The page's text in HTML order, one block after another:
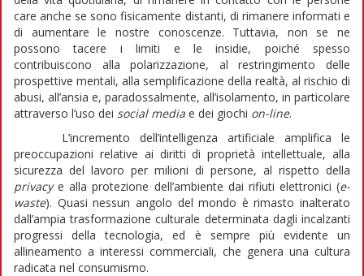
care anche se sono fisicamente distanti, di rimanere informati e
di aumentare le nostre conoscenze. Tuttavia, non se ne
possono tacere i limiti e le insidie, poiché spesso
contribuiscono alla polarizzazione, al restringimento delle
prospettive mentali, alla semplificazione della realtà, al rischio di
abusi, all’ansia e, paradossalmente, all’isolamento, in particolare
attraverso l’uso dei social media e dei giochi on-line.
L’incremento dell’intelligenza artificiale amplifica le
preoccupazioni relative ai diritti di proprietà intellettuale, alla
sicurezza del lavoro per milioni di persone, al rispetto della
privacye alla protezione dell’ambiente dai rifiuti elettronici (e-
waste). Quasi nessun angolo del mondo è rimasto inalterato
dall’ampia trasformazione culturale determinata dagli incalzanti
progressi della tecnologia, ed è sempre più evidente un
allineamento a interessi commerciali, che genera una cultura
radicata nel consumismo.